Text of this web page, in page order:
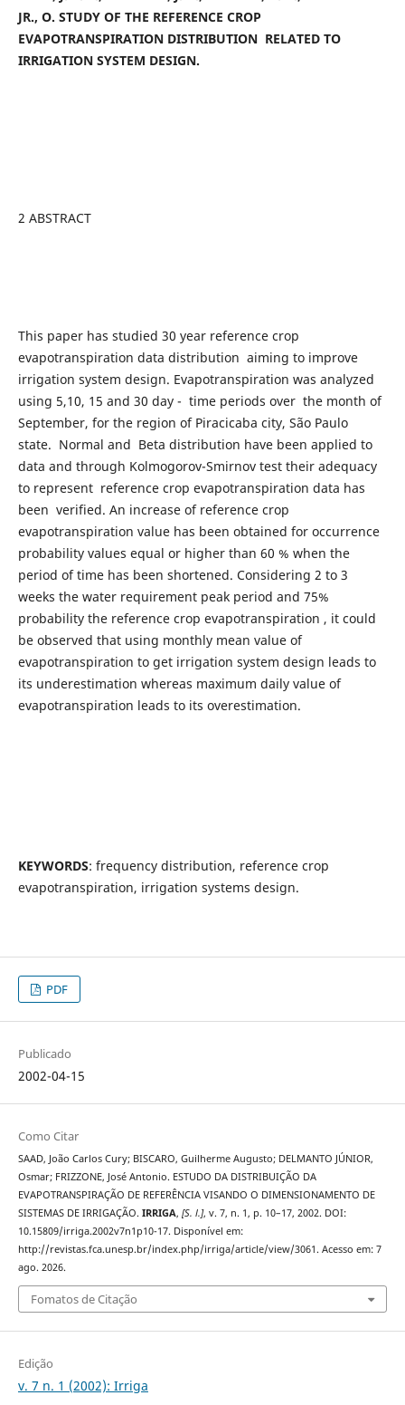
JR., O. STUDY OF THE REFERENCE CROP
EVAPOTRANSPIRATION DISTRIBUTION RELATED TO
IRRIGATION SYSTEM DESIGN.
2 ABSTRACT
This paper has studied 30 year reference crop
evapotranspiration data distribution aiming to improve
irrigation system design. Evapotranspiration was analyzed
using 5,10, 15 and 30 day - time periods over the month of
September, for the region of Piracicaba city, São Paulo
state. Normal and Beta distribution have been applied to
data and through Kolmogorov-Smirnov test their adequacy
to represent reference crop evapotranspiration data has
been verified. An increase of reference crop
evapotranspiration value has been obtained for occurrence
probability values equal or higher than 60 % when the
period of time has been shortened. Considering 2 to 3
weeks the water requirement peak period and 75%
probability the reference crop evapotranspiration , it could
be observed that using monthly mean value of
evapotranspiration to get irrigation system design leads to
its underestimation whereas maximum daily value of
evapotranspiration leads to its overestimation.
KEYWORDS: frequency distribution, reference crop
evapotranspiration, irrigation systems design.
PDF
Publicado
2002-04-15
Como Citar
SAAD, João Carlos Cury; BISCARO, Guilherme Augusto; DELMANTO JÚNIOR,
Osmar; FRIZZONE, José Antonio. ESTUDO DA DISTRIBUIÇÃO DA
EVAPOTRANSPIRAÇÃO DE REFERÊNCIA VISANDO O DIMENSIONAMENTO DE
SISTEMAS DE IRRIGAÇÃO. IRRIGA, [S. l.], v. 7, n. 1, p. 10–17, 2002. DOI:
10.15809/irriga.2002v7n1p10-17. Disponível em:
http://revistas.fca.unesp.br/index.php/irriga/article/view/3061. Acesso em: 7
ago. 2026.
Fomatos de Citação
Edição
v. 7 n. 1 (2002): Irriga